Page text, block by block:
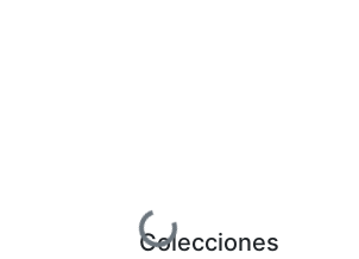
Cargando...
Colecciones